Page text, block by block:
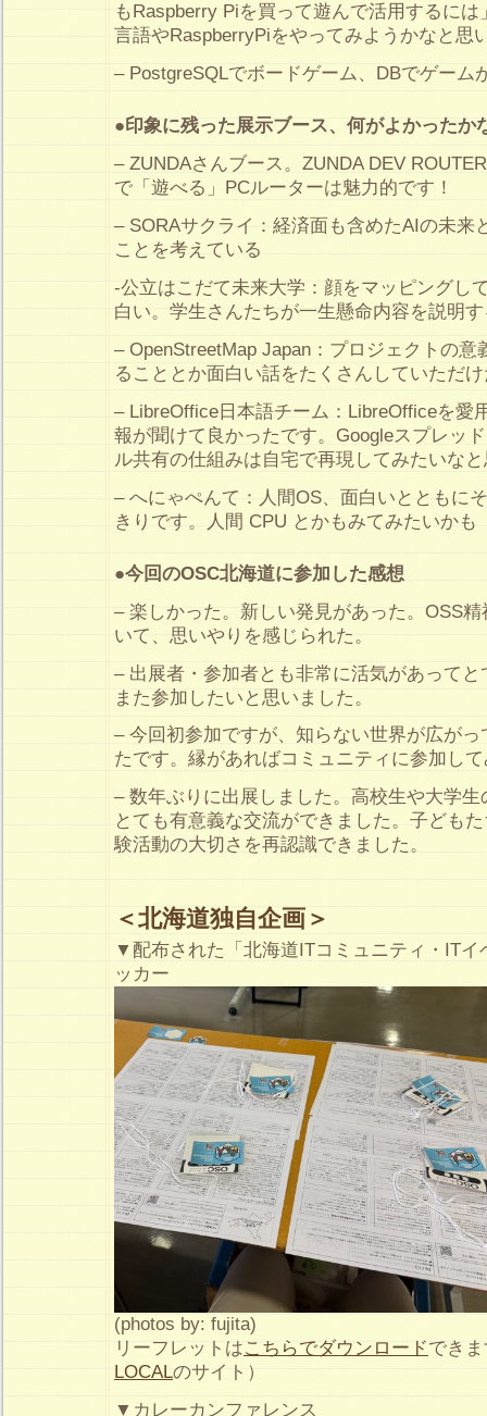
もRaspberry Piを買って遊んで活用するに
言語やRaspberryPiをやってみようかなと思
– PostgreSQLでボードゲーム、DBでゲーム
●印象に残った展示ブース、何がよかったか
– ZUNDAさんブース。ZUNDA DEV
で「遊べる」PCルーターは魅力的です！
– SORAサクライ：経済面も含めたAIの未来
ことを考えている
-公立はこだて未来大学：顔をマッピングし
白い。学生さんたちが一生懸命内容を説明
– OpenStreetMap Japan：プロジェクトの意
ることとか面白い話をたくさんしていただ
– LibreOffice日本語チーム：LibreOfficeを愛
報が聞けて良かったです。Googleスプレッ
ル共有の仕組みは自宅で再現してみたいな
– へにゃぺんて：人間OS、面白いとともに
きりです。人間 CPU とかもみてみたいかも
●今回のOSC北海道に参加した感想
– 楽しかった。新しい発見があった。OSS
いて、思いやりを感じられた。
– 出展者・参加者とも非常に活気があって
また参加したいと思いました。
– 今回初参加ですが、知らない世界が広が
たです。縁があればコミュニティに参加し
– 数年ぶりに出展しました。高校生や大学
とても有意義な交流ができました。子ども
験活動の大切さを再認識できました。
＜北海道独自企画＞
▼配布された「北海道ITコミュニティ・ITイ
ッカー
(photos by: fujita)
リーフレットはこちらでダウンロードでき
LOCALのサイト）
▼カレーカンファレンス